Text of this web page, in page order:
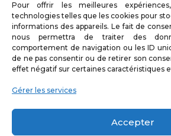
Pour offrir les meilleures
technologies telles que les cookies pour
informations des appareils. Le fait de
nous permettra de traiter des
comportement de navigation ou les ID
de ne pas consentir ou de retirer son
effet négatif sur certaines caractéristiques
Gérer les services
Accepter
Actualités récentes